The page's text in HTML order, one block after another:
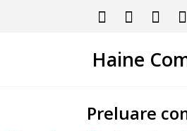
Haine
Preluare